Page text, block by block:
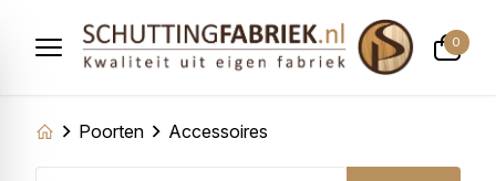
0
Poorten Accessoires